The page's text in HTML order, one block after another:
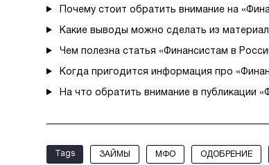
Почему стоит обратить внимание на
Какие выводы можно сделать из
Чем полезна статья «Финансистам в
Когда пригодится информация про
На что обратить внимание в публикации
Tags ЗАЙМЫ МФО ОДОБРЕНИЕ